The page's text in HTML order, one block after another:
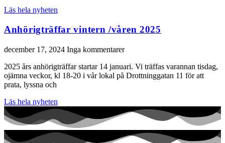
Läs hela nyheten
Anhörigträffar vintern /våren 2025
december 17, 2024 Inga kommentarer
2025 års anhörigträffar startar 14 januari. Vi träffas varannan tisdag,
ojämna veckor, kl 18-20 i vår lokal på Drottninggatan 11 för att
prata, lyssna och
Läs hela nyheten